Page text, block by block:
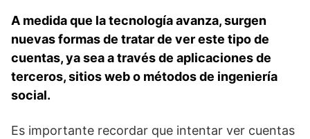
A ‍medida que la tecnología avanza, surgen
nuevas formas de tratar de⁢ ver este tipo de⁤
cuentas, ya sea a través de aplicaciones de
terceros, sitios web o métodos de ingeniería
social.
Es importante‍ recordar que intentar ver cuentas